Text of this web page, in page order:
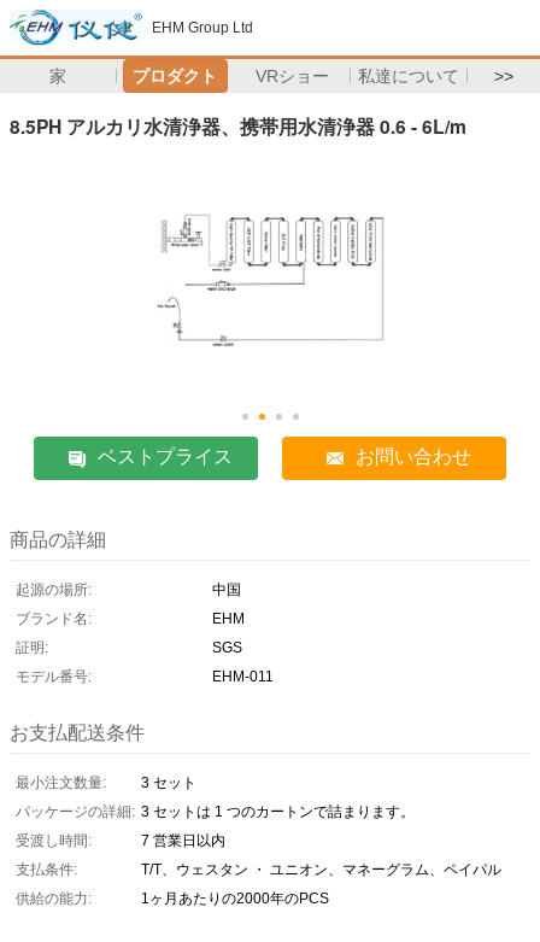
EHM Group Ltd
家 プロダクト VRショー 私達について >>
8.5PH アルカリ水清浄器、携帯用水清浄器 0.6 - 6L/m
ベストプライス お問い合わせ
商品の詳細
起源の場所:
中国
ブランド名:
EHM
証明:
SGS
モデル番号:
EHM-011
お支払配送条件
最小注文数量:
3 セット
パッケージの詳細: 3 セットは 1 つのカートンで詰まります。
受渡し時間:
7 営業日以内
支払条件:
T/T、ウェスタン ・ ユニオン、マネーグラム、ペイパル
供給の能力:
1ヶ月あたりの2000年のPCS